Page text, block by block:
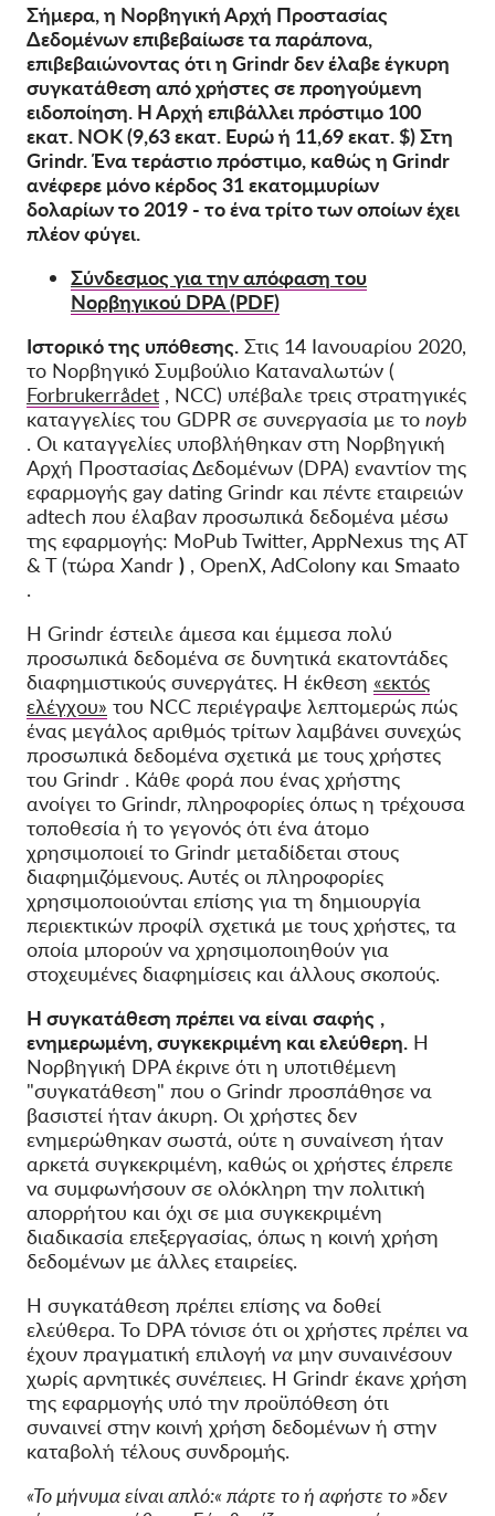
Σήμερα, η Νορβηγική Αρχή Προστασίας
Δεδομένων επιβεβαίωσε τα παράπονα,
επιβεβαιώνοντας ότι η Grindr δεν έλαβε έγκυρη
συγκατάθεση από χρήστες σε προηγούμενη
ειδοποίηση. Η Αρχή επιβάλλει πρόστιμο 100
εκατ. NOK (9,63εκατ. Ευρώή 11,69 εκατ. $) Στη
Grindr. Ένα τεράστιο πρόστιμο, καθώς η Grindr
ανέφερε μόνο κέρδος 31 εκατομμυρίων
δολαρίων το 2019 - το ένα τρίτο των οποίων έχει
πλέον φύγει.
Σύνδεσμος για την απόφαση του
Νορβηγικού DPA (PDF)
Ιστορικό της υπόθεσης. Στις 14 Ιανουαρίου 2020,
το Νορβηγικό Συμβούλιο Καταναλωτών (
Forbrukerrådet , NCC) υπέβαλε τρεις στρατηγικές
καταγγελίες του GDPR σε συνεργασία με το noyb
. Οι καταγγελίες υποβλήθηκαν στη Νορβηγική
Αρχή Προστασίας Δεδομένων (DPA) εναντίον της
εφαρμογής gay dating Grindr και πέντε εταιρειών
adtech που έλαβαν προσωπικά δεδομένα μέσω
της εφαρμογής: MoPub Twitter, AppNexus της AT
& T (τώρα Xandr ) , OpenX, AdColony και Smaato
.
Η Grindr έστειλε άμεσα και έμμεσα πολύ
προσωπικά δεδομένα σε δυνητικά εκατοντάδες
διαφημιστικούς συνεργάτες. Η έκθεση «εκτός
ελέγχου» του NCC περιέγραψε λεπτομερώς πώς
ένας μεγάλος αριθμός τρίτων λαμβάνει συνεχώς
προσωπικά δεδομένα σχετικά με τους χρήστες
του Grindr . Κάθε φορά που ένας χρήστης
ανοίγει το Grindr, πληροφορίες όπως η τρέχουσα
τοποθεσία ή το γεγονός ότι ένα άτομο
χρησιμοποιεί το Grindr μεταδίδεται στους
διαφημιζόμενους. Αυτές οι πληροφορίες
χρησιμοποιούνται επίσης για τη δημιουργία
περιεκτικών προφίλ σχετικά με τους χρήστες, τα
οποία μπορούν να χρησιμοποιηθούν για
στοχευμένες διαφημίσεις και άλλους σκοπούς.
Η συγκατάθεση πρέπει να είναι σαφής ,
ενημερωμένη, συγκεκριμένη και ελεύθερη. Η
Νορβηγική DPA έκρινε ότι η υποτιθέμενη
"συγκατάθεση" που ο Grindr προσπάθησε να
βασιστεί ήταν άκυρη. Οι χρήστες δεν
ενημερώθηκαν σωστά, ούτε η συναίνεση ήταν
αρκετά συγκεκριμένη, καθώς οι χρήστες έπρεπε
να συμφωνήσουν σε ολόκληρη την πολιτική
απορρήτου και όχι σε μια συγκεκριμένη
διαδικασία επεξεργασίας, όπως η κοινή χρήση
δεδομένων με άλλες εταιρείες.
Η συγκατάθεση πρέπει επίσης να δοθεί
ελεύθερα. Το DPA τόνισε ότι οι χρήστες πρέπει να
έχουν πραγματική επιλογή να μην συναινέσουν
χωρίς αρνητικές συνέπειες. Η Grindr έκανε χρήση
της εφαρμογής υπό την προϋπόθεση ότι
συναινεί στην κοινή χρήση δεδομένων ή στην
καταβολή τέλους συνδρομής.
«Το μήνυμα είναι απλό:« πάρτε το ή αφήστε το »δεν